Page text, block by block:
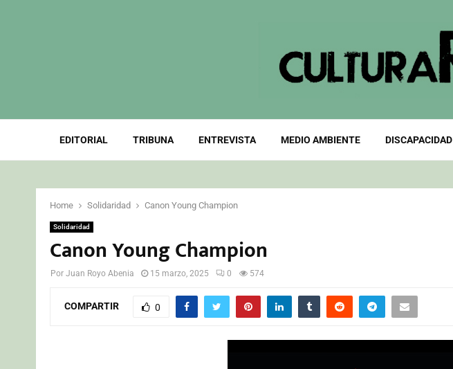
EDITORIAL TRIBUNA ENTREVISTA MEDIO AMBIENTE DISCAPACIDAD
Home Solidaridad Canon Young Champion
Solidaridad
Canon Young Champion
Por Juan Royo Abenia 15 marzo, 2025 0 574
COMPARTIR 0